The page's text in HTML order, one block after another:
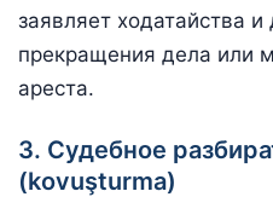
заявляет ходатайства и
прекращения дела или
ареста.
3. Судебное
(kovuşturma)